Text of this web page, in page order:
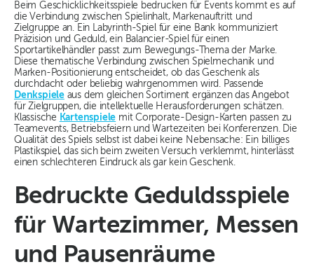
Beim Geschicklichkeitsspiele bedrucken für Events kommt es auf
die Verbindung zwischen Spielinhalt, Markenauftritt und
Zielgruppe an. Ein Labyrinth-Spiel für eine Bank kommuniziert
Präzision und Geduld, ein Balancier-Spiel für einen
Sportartikelhändler passt zum Bewegungs-Thema der Marke.
Diese thematische Verbindung zwischen Spielmechanik und
Marken-Positionierung entscheidet, ob das Geschenk als
durchdacht oder beliebig wahrgenommen wird. Passende
Denkspieleaus dem gleichen Sortiment ergänzen das Angebot
für Zielgruppen, die intellektuelle Herausforderungen schätzen.
Klassische Kartenspiele mit Corporate-Design-Karten passen zu
Teamevents, Betriebsfeiern und Wartezeiten bei Konferenzen. Die
Qualität des Spiels selbst ist dabei keine Nebensache: Ein billiges
Plastikspiel, das sich beim zweiten Versuch verklemmt, hinterlässt
einen schlechteren Eindruck als gar kein Geschenk.
Bedruckte Geduldsspiele
für Wartezimmer, Messen
und Pausenräume